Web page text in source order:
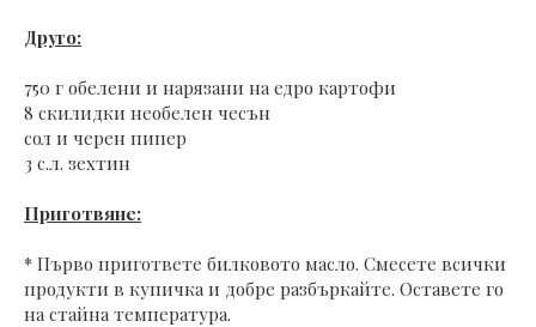
Друго:
750 г обелени и нарязани на едро картофи
8 скилидки необелен чесън
сол и черен пипер
3 с.л. зехтин
Приготвяне:
* Първо пригответе билковото масло. Смесете всички
продукти в купичка и добре разбъркайте. Оставете го
на стайна температура.